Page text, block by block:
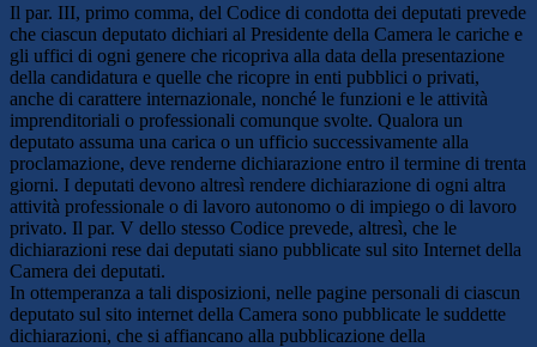
Il par. III, primo comma, del Codice di condotta dei deputati prevede
che ciascun deputato dichiari al Presidente della Camera le cariche e
gli uffici di ogni genere che ricopriva alla data della presentazione
della candidatura e quelle che ricopre in enti pubblici o privati,
anche di carattere internazionale, nonché le funzioni e le attività
imprenditoriali o professionali comunque svolte. Qualora un
deputato assuma una carica o un ufficio successivamente alla
proclamazione, deve renderne dichiarazione entro il termine di trenta
giorni. I deputati devono altresì rendere dichiarazione di ogni altra
attività professionale o di lavoro autonomo o di impiego o di lavoro
privato. Il par. V dello stesso Codice prevede, altresì, che le
dichiarazioni rese dai deputati siano pubblicate sul sito Internet della
Camera dei deputati.
In ottemperanza a tali disposizioni, nelle pagine personali di ciascun
deputato sul sito internet della Camera sono pubblicate le suddette
dichiarazioni, che si affiancano alla pubblicazione della